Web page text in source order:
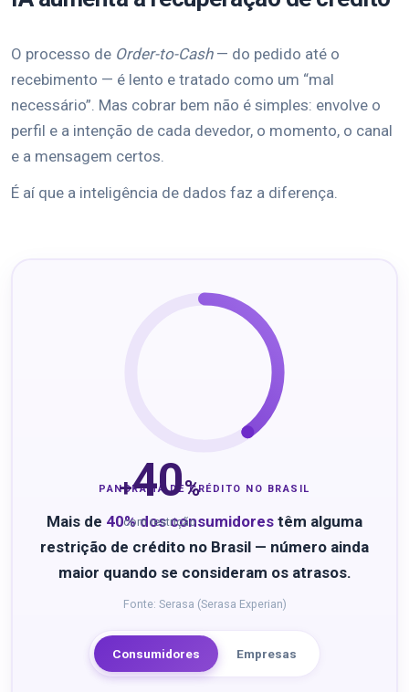
O processo de Order-to-Cash— do pedido até o
recebimento — é lento e tratado como um “mal
necessário”. Mas cobrar bem não é simples: envolve o
perfil e a intenção de cada devedor, o momento, o canal
e a mensagem certos.
É aí que a inteligência de dados faz a diferença.
+40%
com restrição
PANORAMA DE CRÉDITO NO BRASIL
Mais de 40% dos consumidores têm alguma
restrição de crédito no Brasil — número ainda
maior quando se consideram os atrasos.
Fonte: Serasa (Serasa Experian)
Consumidores Empresas